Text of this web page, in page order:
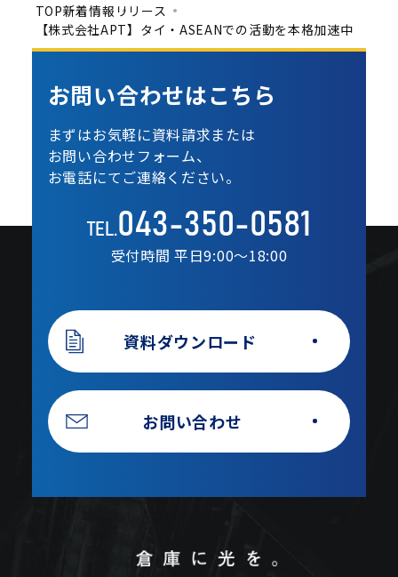
TOP新着情報 リリース
【株式会社APT】タイ・ASEANでの活動を本格加速中
お問い合わせはこちら
まずはお気軽に資料請求または
お問い合わせフォーム、
お電話にてご連絡ください。
TEL.043-350-0581
受付時間 平日9:00〜18:00
資料ダウンロード
お問い合わせ